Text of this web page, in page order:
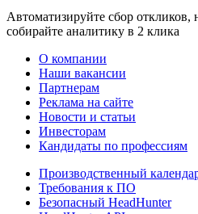
Автоматизируйте сбор откликов,
собирайте аналитику в 2 клика
О компании
Наши вакансии
Партнерам
Реклама на сайте
Новости и статьи
Инвесторам
Кандидаты по профессиям
Производственный
Требования к ПО
Безопасный HeadHunter